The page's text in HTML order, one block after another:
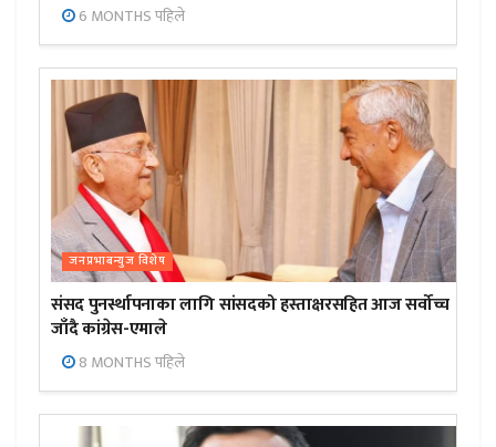
6 MONTHS पहिले
जनप्रभाबन्युज विशेष
संसद पुनर्स्थापनाका लागि सांसदको हस्ताक्षरसहित आज सर्वोच्च
जाँदै कांग्रेस-एमाले
8 MONTHS पहिले